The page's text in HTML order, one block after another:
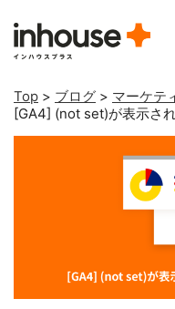
Top > ブログ > マーケテ
[GA4] (not set)が表示さ